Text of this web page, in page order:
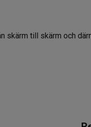
till skärm och